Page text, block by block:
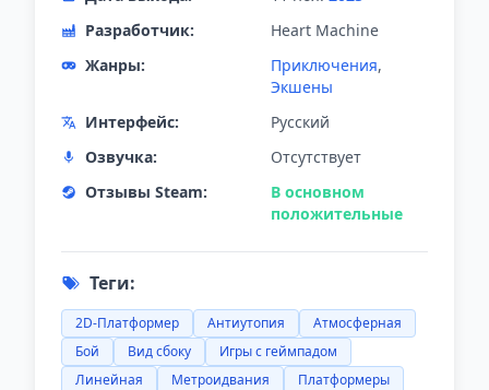
Разработчик:
Heart Machine
Жанры:
Приключения,
Экшены
Интерфейс:
Русский
Озвучка:
Отсутствует
Отзывы Steam:
В основном
положительные
Теги:
2D-Платформер Антиутопия
Атмосферная
Бой
Вид сбоку
Игры с геймпадом
Линейная
Метроидвания
Платформеры